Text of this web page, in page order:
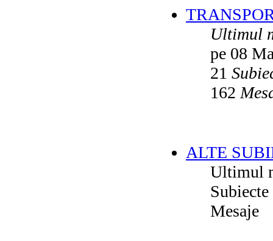
Ultimul
pe 08
21
162
ALTE
Ultimul
Subiecte
Mesaje